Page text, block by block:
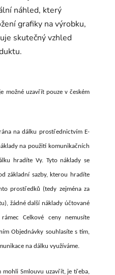
náhled, který
grafiky na výrobku,
skutečný vzhled
možné uzavřít pouze v českém
na dálku prostřednictvím E-
na použití komunikačních
hradíte Vy. Tyto náklady se
základní sazby, kterou hradíte
prostředků (tedy zejména za
žádné další náklady účtované
Celkové ceny nemusíte
Objednávky souhlasíte s tím,
na dálku využíváme.
mohli Smlouvu uzavřít, je třeba,